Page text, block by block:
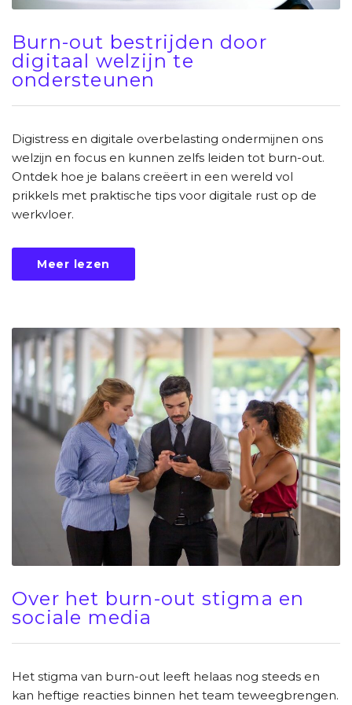
Burn-out bestrijden door
digitaal welzijn te
ondersteunen
Digistress en digitale overbelasting ondermijnen ons
welzijn en focus en kunnen zelfs leiden tot burn-out.
Ontdek hoe je balans creëert in een wereld vol
prikkels met praktische tips voor digitale rust op de
werkvloer.
Meer lezen
Over het burn-out stigma en
sociale media
Het stigma van burn-out leeft helaas nog steeds en
kan heftige reacties binnen het team teweegbrengen.